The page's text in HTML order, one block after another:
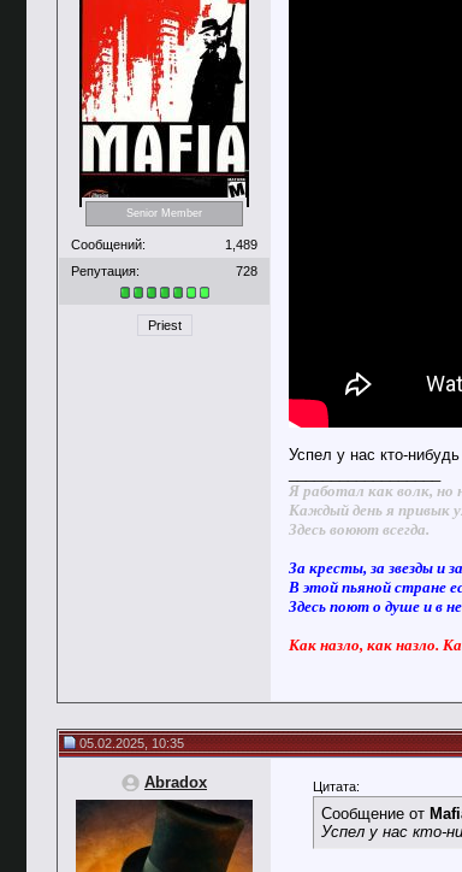
Senior Member
Сообщений:
1,489
Репутация:
728
Priest
Успел у нас кто-
Я работал как волк, но
Каждый день я привык
Здесь воюют всегда.
За кресты, за звезды и
В этой пьяной стране
Здесь поют о душе и в
Как назло, как назло.
05.02.2025, 10:35
Abradox Цитата:
Сообщение от
Успел у нас кто-